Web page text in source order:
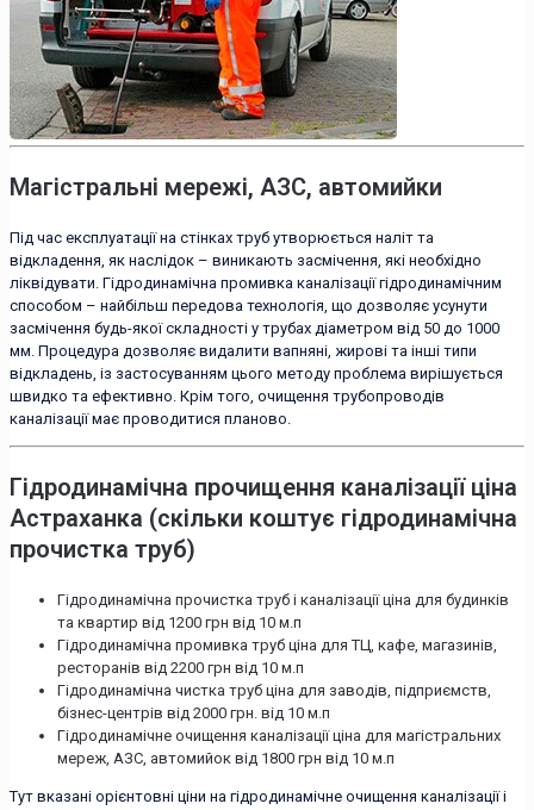
Магістральні мережі, АЗС, автомийки
Під час експлуатації на стінках труб утворюється наліт та
відкладення, як наслідок – виникають засмічення, які необхідно
ліквідувати. Гідродинамічна промивка каналізації гідродинамічним
способом – найбільш передова технологія, що дозволяє усунути
засмічення будь-якої складності у трубах діаметром від 50 до 1000
мм. Процедура дозволяє видалити вапняні, жирові та інші типи
відкладень, із застосуванням цього методу проблема вирішується
швидко та ефективно. Крім того, очищення трубопроводів
каналізації має проводитися планово.
Гідродинамічна прочищення каналізації ціна
Астраханка (скільки коштує гідродинамічна
прочистка труб)
Гідродинамічна прочистка труб і каналізації ціна для будинків
та квартир від 1200 грн від 10 м.п
Гідродинамічна промивка труб ціна для ТЦ, кафе, магазинів,
ресторанів від 2200 грн від 10 м.п
Гідродинамічна чистка труб ціна для заводів, підприємств,
бізнес-центрів від 2000 грн. від 10 м.п
Гідродинамічне очищення каналізації ціна для магістральних
мереж, АЗС, автомийок від 1800 грн від 10 м.п
Тут вказані орієнтовні ціни на гідродинамічне очищення каналізації і